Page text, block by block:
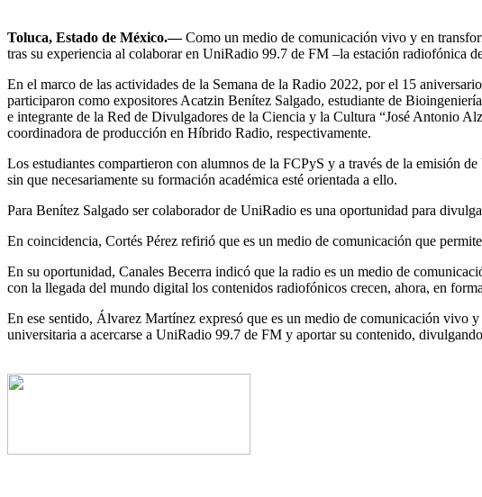
Toluca, Estado de México.—Como un medio de comunicación vivo y en
tras su experiencia al colaborar en UniRadio 99.7 de FM –la estación radiofónica
En el marco de las actividades de la Semana de la Radio 2022, por el 15
participaron como expositores Acatzin Benítez Salgado, estudiante de
e integrante de la Red de Divulgadores de la Ciencia y la Cultura “José Antonio
coordinadora de producción en Híbrido Radio, respectivamente.
Los estudiantes compartieron con alumnos de la FCPyS y a través de la emisión
sin que necesariamente su formación académica esté orientada a ello.
Para Benítez Salgado ser colaborador de UniRadio es una oportunidad para
En coincidencia, Cortés Pérez refirió que es un medio de comunicación que
En su oportunidad, Canales Becerra indicó que la radio es un medio de
con la llegada del mundo digital los contenidos radiofónicos crecen, ahora, en
En ese sentido, Álvarez Martínez expresó que es un medio de comunicación vivo
universitaria a acercarse a UniRadio 99.7 de FM y aportar su contenido,